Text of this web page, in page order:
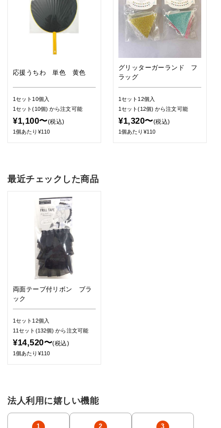
応援うちわ 単色 黄色
1セット10個入
1セット(10個)から注文可能
¥1,100〜(税込)
1個あたり¥110
グリッターガーランド フ
ラッグ
1セット12個入
1セット(12個)から注文可能
¥1,320〜(税込)
1個あたり¥110
最近チェックした商品
両面テープ付リボン ブラ
ック
1セット12個入
11セット(132個)から注文可能
¥14,520〜(税込)
1個あたり¥110
法人利用に嬉しい機能